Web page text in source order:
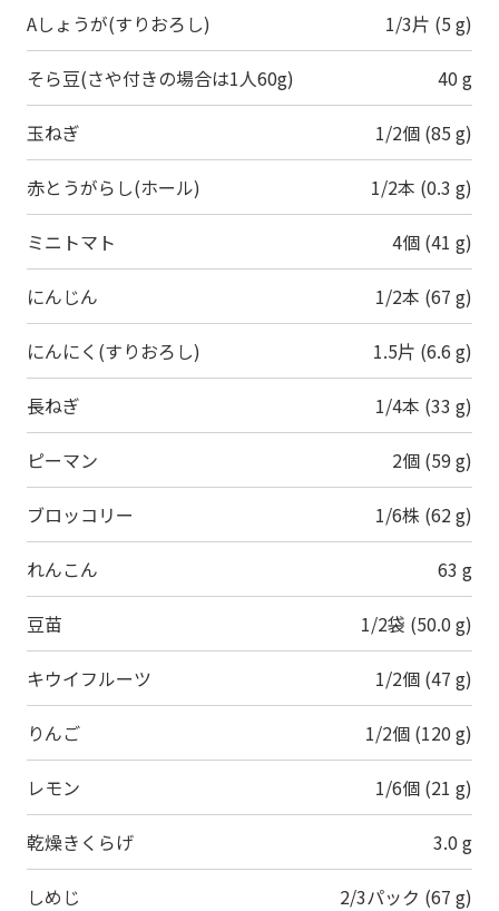
Aしょうが(すりおろし) 1/3片 (5 g)
そら豆(さや付きの場合は1人60g) 40 g
玉ねぎ 1/2個 (85 g)
赤とうがらし(ホール) 1/2本 (0.3 g)
ミニトマト 4個 (41 g)
にんじん 1/2本 (67 g)
にんにく(すりおろし) 1.5片 (6.6 g)
長ねぎ 1/4本 (33 g)
ピーマン 2個 (59 g)
ブロッコリー 1/6株 (62 g)
れんこん 63 g
豆苗 1/2袋 (50.0 g)
キウイフルーツ 1/2個 (47 g)
りんご 1/2個 (120 g)
レモン 1/6個 (21 g)
乾燥きくらげ 3.0 g
しめじ 2/3パック (67 g)